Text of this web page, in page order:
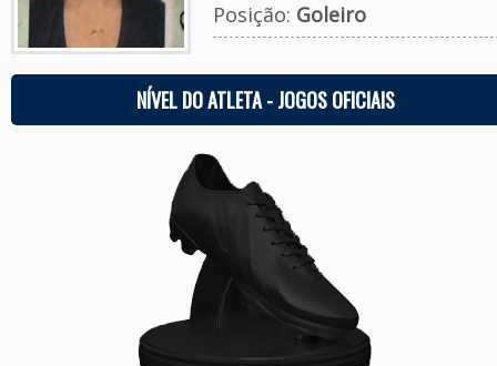
Posição: Goleiro
NÍVEL DO ATLETA - JOGOS OFICIAIS